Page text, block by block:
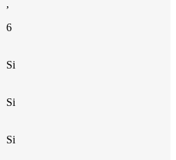
,
6
Si
Si
Si